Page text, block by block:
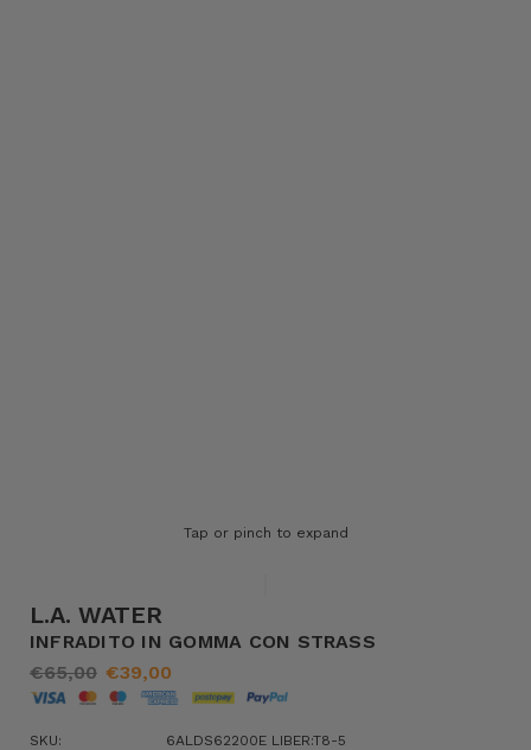
Tap or pinch to expand
L.A. WATER
INFRADITO IN GOMMA CON STRASS
€65,00 €39,00
SKU: 6ALDS62200E LIBER:T8-5